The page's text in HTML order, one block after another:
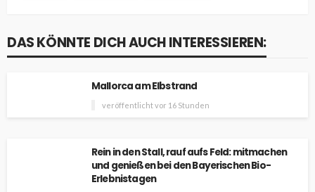
DAS KÖNNTE DICH AUCH INTERESSIEREN:
Mallorca am Elbstrand
veröffentlicht vor 16 Stunden
Rein in den Stall, rauf aufs Feld: mitmachen
und genießen bei den Bayerischen Bio-
Erlebnistagen